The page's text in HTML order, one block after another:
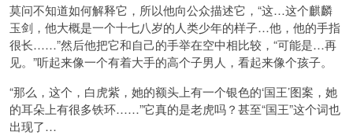
莫问不知道如何解释它，所以他向公众描述它，“这…这个麒麟
玉剑，他大概是一个十七八岁的人类少年的样子…他，他的手指
很长……”然后他把它和自己的手举在空中相比较，“可能是…再
见。”听起来像一个有着大手的高个子男人，看起来像个孩子。
“那么，这个，白虎紫，她的额头上有一个银色的‘国王’图案，她
的耳朵上有很多铁环……”它真的是老虎吗？甚至“国王”这个词也
出现了…